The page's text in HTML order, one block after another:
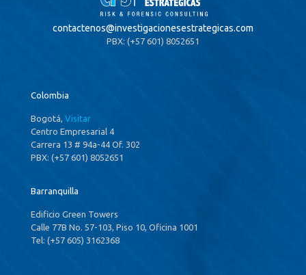
contactenos@investigacionesestrategicas.com
PBX: (+57 601) 8052651
Colombia
Bogotá, Visitar
Centro Empresarial 4
Carrera 13 # 94a-44 Of. 302
PBX: (+57 601) 8052651
Barranquilla
Edificio Green Towers
Calle 77B No. 57-103, Piso 10, Oficina 1001
Tel: (+57 605) 3162368